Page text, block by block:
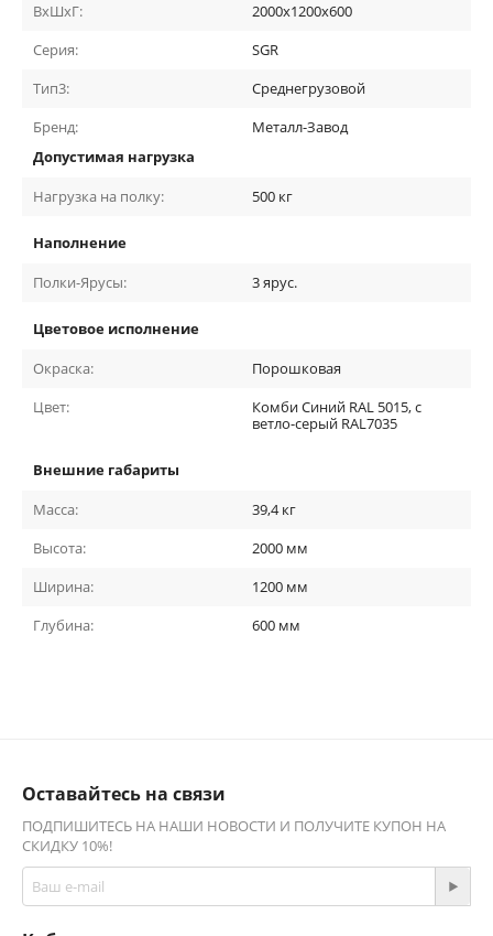
ВхШхГ:
2000х1200х600
Серия:
SGR
Тип3:
Среднегрузовой
Бренд:
Металл-Завод
Допустимая нагрузка
Нагрузка на полку:
500 кг
Наполнение
Полки-Ярусы:
3ярус.
Цветовое исполнение
Окраска:
Порошковая
Цвет:
Комби Синий RAL 5015, с
ветло-серый RAL7035
Внешние габариты
Масса:
39,4 кг
Высота:
2000 мм
Ширина:
1200 мм
Глубина:
600 мм
Оставайтесь на связи
ПОДПИШИТЕСЬ НА НАШИ НОВОСТИ И ПОЛУЧИТЕ КУПОН НА
СКИДКУ 10%!